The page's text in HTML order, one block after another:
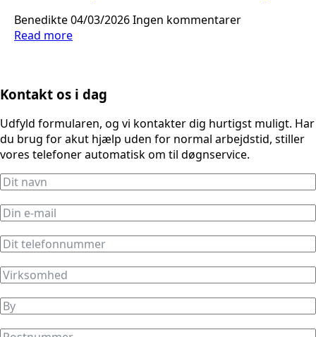
Benedikte04/03/2026Ingen kommentarer
Read more
Kontakt os i dag
Udfyld formularen, og vi kontakter dig hurtigst muligt. Har
du brug for akut hjælp uden for normal arbejdstid, stiller
vores telefoner automatisk om til døgnservice.